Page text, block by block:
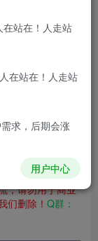
有极快的可复制性，
下载，积分下
到就可以获
，请勿用于商业
们删除！ Q群：
站在！人走站
在站在！人走站
求，后期会涨
用户中心